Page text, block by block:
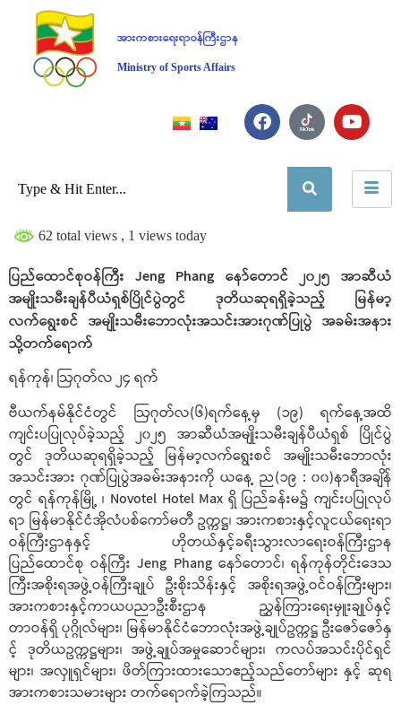
အားကစားရေးရာဝန်ကြီးဌာန
Ministry of Sports Affairs
62 total views , 1 views today
ပြည်ထောင်စုဝန်ကြီး Jeng Phang နော်တောင် ၂၀၂၅ အာဆီယံ
အမျိုးသမီးချန်ပီယံရှစ်ပြိုင်ပွဲတွင် ဒုတိယဆုရရှိခဲ့သည့် မြန်မာ့
လက်ရွေးစင် အမျိုးသမီးဘောလုံးအသင်းအားဂုဏ်ပြုပွဲ အခမ်းအနား
သို့တက်ရောက်
ရန်ကုန်၊ ဩဂုတ်လ ၂၄ ရက်
ဗီယက်နမ်နိုင်ငံတွင် ဩဂုတ်လ(၆)ရက်နေ့မှ (၁၉) ရက်နေ့အထိ
ကျင်းပပြုလုပ်ခဲ့သည့် ၂၀၂၅ အာဆီယံအမျိုးသမီးချန်ပီယံရှစ် ပြိုင်ပွဲ
တွင် ဒုတိယဆုရရှိခဲ့သည့် မြန်မာ့လက်ရွေးစင် အမျိုးသမီးဘောလုံး
အသင်းအား ဂုဏ်ပြုပွဲအခမ်းအနားကို ယနေ့ ည(၁၉ : ၀၀)နာရီအချိန်
တွင် ရန်ကုန်မြို့ ၊ Novotel Hotel Max ရှိ ပြည်ခန်းမ၌ ကျင်းပပြုလုပ်
ရာ မြန်မာနိုင်ငံအိုလံပစ်ကော်မတီ ဥက္ကဋ္ဌ၊ အားကစားနှင့်လူငယ်ရေးရာ
ဝန်ကြီးဌာနနှင့် ဟိုတယ်နှင့်ခရီးသွားလာရေးဝန်ကြီးဌာန
ပြည်ထောင်စု ဝန်ကြီး Jeng Phang နော်တောင်၊ ရန်ကုန်တိုင်းဒေသ
ကြီးအစိုးရအဖွဲ့ဝန်ကြီးချုပ် ဦးစိုးသိန်းနှင့် အစိုးရအဖွဲ့ဝင်ဝန်ကြီးများ၊
အားကစားနှင့်ကာယပညာဦးစီးဌာန ညွှန်ကြားရေးမှူးချုပ်နှင့်
တာဝန်ရှိ ပုဂ္ဂိုလ်များ၊ မြန်မာနိုင်ငံဘောလုံးအဖွဲ့ချုပ်ဥက္ကဋ္ဌ ဦးဇော်ဇော်နှ
င့် ဒုတိယဥက္ကဋ္ဌများ၊ အဖွဲ့ချုပ်အမှုဆောင်များ၊ ကလပ်အသင်းပိုင်ရှင်
များ၊ အလှူရှင်များ၊ ဖိတ်ကြားထားသောဧည့်သည်တော်များ နှင့် ဆုရ
အားကစားသမားများ တက်ရောက်ခဲ့ကြသည်။